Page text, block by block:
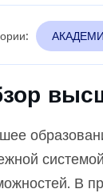
В